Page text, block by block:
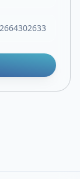
2664302633